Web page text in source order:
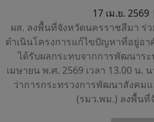
17 เม.ย. 2569 |
ผส. ลงพื้นที่จังหวัดนครราชสีมา ร่
ดำเนินโครงการแก้ไขปัญหาที่อยู่อ
ได้รับผลกระทบจากการพัฒนาร
เมษายน พ.ศ. 2569 เวลา 13.00 น.
ว่าการกระทรวงการพัฒนาสังคม
(รมว.พม.) ลงพื้นที่